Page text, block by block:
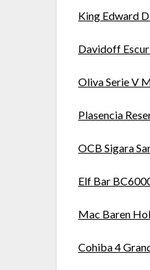
King Edward
Davidoff
Oliva Serie V
Plasencia
OCB Sigara
Elf Bar
Mac Baren
Cohiba 4